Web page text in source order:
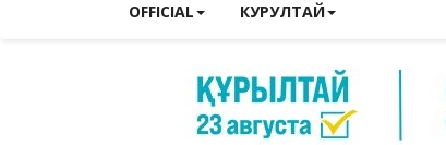
OFFICIAL КУРУЛТАЙ